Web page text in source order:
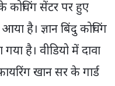
सेंटर पर हुए
है। ज्ञान बिंदु कोचिंग
है। वीडियो में दावा
खान सर के गार्ड